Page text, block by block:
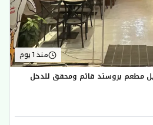
منذ 1 يوم
مطعم بروستد قائم ومحقق للدخل